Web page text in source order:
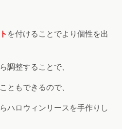
を付けることでより個性を出
調整することで、
ともできるので、
ハロウィンリースを手作りし